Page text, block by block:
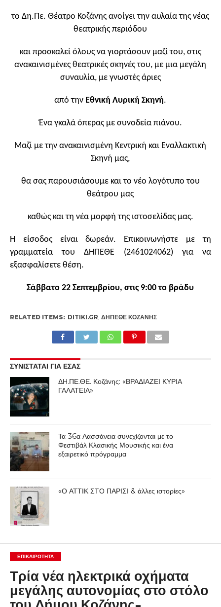
το Δη.Πε. Θέατρο Κοζάνης ανοίγει την αυλαία της νέας
θεατρικής περιόδου
και προσκαλεί όλους να γιορτάσουν μαζί του, στις
ανακαινισμένες θεατρικές σκηνές του, με μια μεγάλη
συναυλία, με γνωστές άριες
από την Εθνική Λυρική Σκηνή.
Ένα γκαλά όπερας με συνοδεία πιάνου.
Μαζί με την ανακαινισμένη Κεντρική και Εναλλακτική
Σκηνή μας,
θα σας παρουσιάσουμε και το νέο λογότυπο του
θεάτρου μας
καθώς και τη νέα μορφή της ιστοσελίδας μας.
Η είσοδος είναι δωρεάν. Επικοινωνήστε με τη
γραμματεία του ΔΗΠΕΘΕ (2461024062) για να
εξασφαλίσετε θέση.
Σάββατο 22 Σεπτεμβρίου, στις 9:00 το βράδυ
RELATED ITEMS: DITIKI.GR, ΔΗΠΕΘΕ ΚΟΖΆΝΗΣ
ΣΥΝΙΣΤΑΤΑΙ ΓΙΑ ΕΣΑΣ
ΔΗ.ΠΕ.ΘΕ. Κοζάνης: «ΒΡΑΔΙΑΖΕΙ ΚΥΡΙΑ
ΓΑΛΑΤΕΙΑ»
Τα 36α Λασσάνεια συνεχίζονται με το
Φεστιβάλ Κλασικής Μουσικής και ένα
εξαιρετικό πρόγραμμα
«Ο ΑΤΤΙΚ ΣΤΟ ΠΑΡΙΣΙ & άλλες ιστορίες»
ΕΠΙΚΑΙΡΟΤΗΤΑ
Τρία νέα ηλεκτρικά οχήματα
μεγάλης αυτονομίας στο στόλο